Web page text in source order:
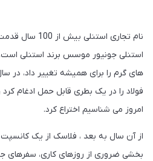
نام تجاری
استنلی جونیور موسس برند استنلی
فولاد را در یک بطری قابل حمل ادغام
امروز می شناسیم اختراع کرد.
از آن سال به بعد ، فلاسک از یک
بخشی ضروری از روزهای کاری، سفرهای